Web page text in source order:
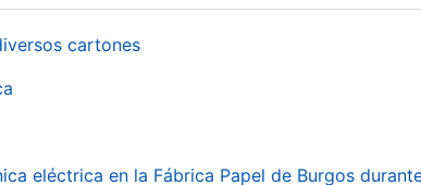
cartones
eléctrica en la Fábrica Papel de Burgos